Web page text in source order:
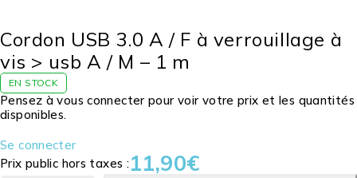
Cordon USB 3.0 A / F à verrouillage à
vis > usb A / M – 1 m
EN STOCK
Pensez à vous connecter pour voir votre prix et les quantités
disponibles.
Se connecter
Prix public hors taxes :11,90€